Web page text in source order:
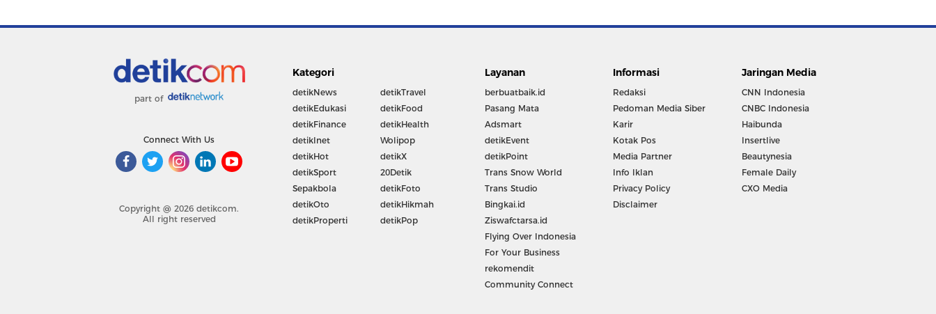
part of
Connect With Us
Copyright @ 2026 detikcom.
All right reserved
Kategori
detikNews
detikEdukasi
detikFinance
detikInet
detikHot
detikSport
Sepakbola
detikOto
detikProperti
detikTravel
detikFood
detikHealth
Wolipop
detikX
20Detik
detikFoto
detikHikmah
detikPop
Layanan
berbuatbaik.id
Pasang Mata
Adsmart
detikEvent
detikPoint
Trans Snow World
Trans Studio
Bingkai.id
Ziswafctarsa.id
Flying Over Indonesia
For Your Business
rekomendit
Community Connect
Informasi
Redaksi
Pedoman Media Siber
Karir
Kotak Pos
Media Partner
Info Iklan
Privacy Policy
Disclaimer
Jaringan Media
CNN Indonesia
CNBC Indonesia
Haibunda
Insertlive
Beautynesia
Female Daily
CXO Media